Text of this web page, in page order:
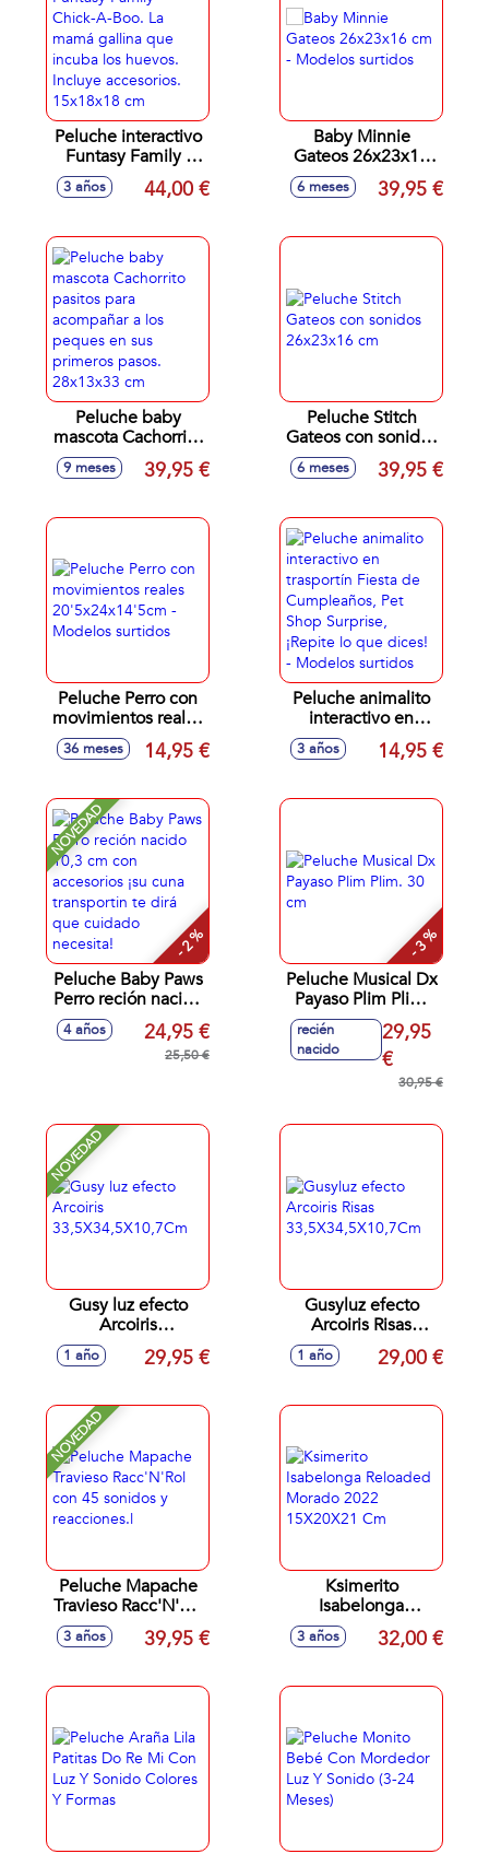
Peluche interactivo
Funtasy Family -
Chick-A-Boo. La
mamá gallina que
Incluye accesorios.
15x18x18 cm
3 años 44,00 €
Baby Minnie
Gateos 26x23x16
cm - Modelos
surtidos
6 meses 39,95 €
Peluche baby
mascota Cachorrito
pasitos para
acompañar a los
primeros pasos.
9 meses 39,95 €
Peluche Stitch
Gateos con sonidos
26x23x16 cm
6 meses 39,95 €
Peluche Perro con
movimientos reales
20'5x24x14'5cm -
Modelos surtidos
36 meses 14,95 €
Peluche animalito
interactivo en
trasportín Fiesta de
Cumpleaños, Pet
¡Repite lo que
3 años 14,95 €
NOVEDAD
- 2 %
Peluche Baby Paws
Perro reción nacido
10,3 cm con
accesorios ¡su cuna
transportin te dirá
4 años 24,95 €
25,50 €
- 3 %
Peluche Musical Dx
Payaso Plim Plim.
30 cm
recién
nacido
29,95
€
30,95 €
NOVEDAD
Gusy luz efecto
Arcoiris
33,5X34,5X10,7Cm
1 año 29,95 €
Gusyluz efecto
Arcoiris Risas
33,5X34,5X10,7Cm
1 año 29,00 €
NOVEDAD
Peluche Mapache
Travieso Racc'N'Rol
con 45 sonidos y
reacciones.l
3 años 39,95 €
Ksimerito
Isabelonga
Reloaded Morado
2022 15X20X21
3 años 32,00 €